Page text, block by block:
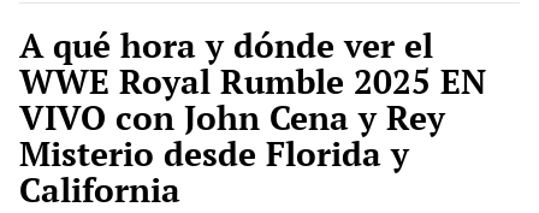
A qué hora y dónde ver el
WWE Royal Rumble 2025 EN
VIVO con John Cena y Rey
Misterio desde Florida y
California